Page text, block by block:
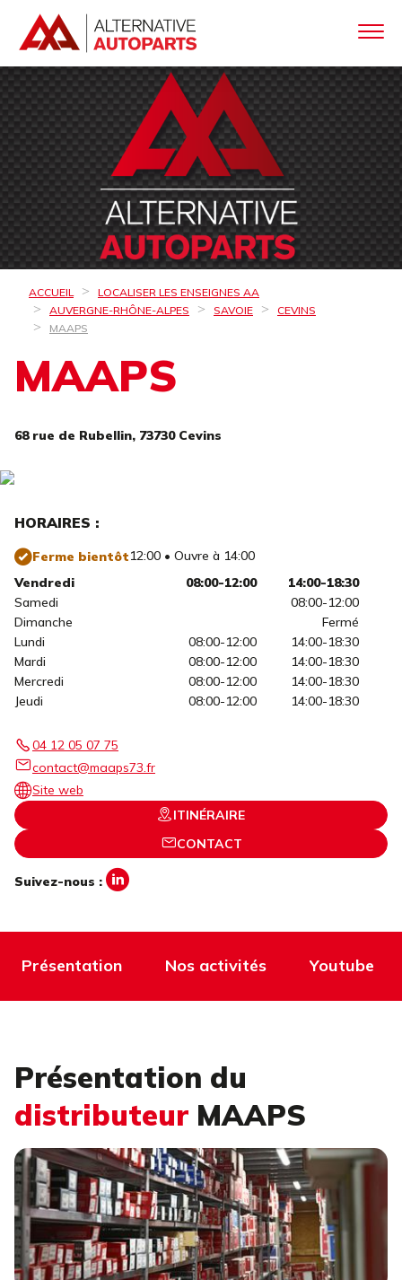
ACCUEIL
LOCALISER LES ENSEIGNES AA
AUVERGNE-RHÔNE-ALPES
SAVOIE
CEVINS
MAAPS
MAAPS
68 rue de Rubellin, 73730 Cevins
HORAIRES :
Ferme bientôt12:00 • Ouvre à 14:00
Vendredi
08:00-12:00
14:00-18:30
Samedi
08:00-12:00
Dimanche
Fermé
Lundi
08:00-12:00
14:00-18:30
Mardi
08:00-12:00
14:00-18:30
Mercredi
08:00-12:00
14:00-18:30
Jeudi
08:00-12:00 14:00-18:30
04 12 05 07 75
contact@maaps73.fr
Site web
ITINÉRAIRE
CONTACT
Suivez-nous :
Présentation Nos activités Youtube
Présentation du
distributeur MAAPS